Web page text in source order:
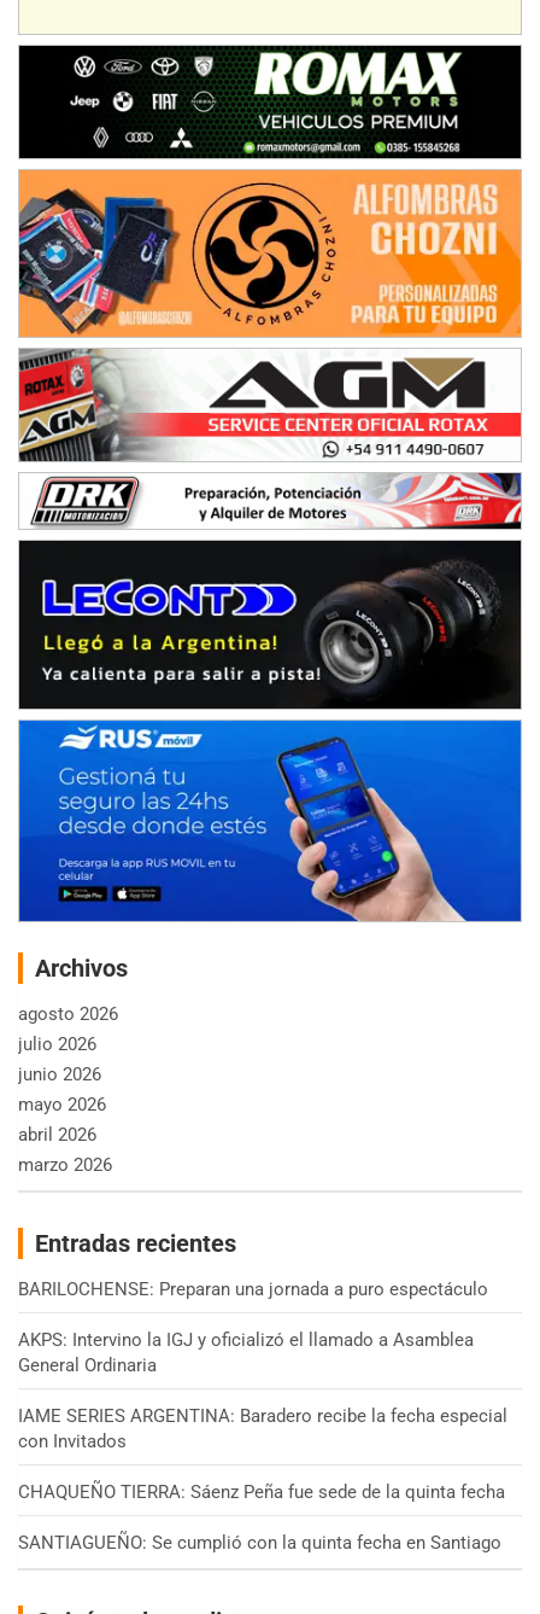
Archivos
agosto 2026
julio 2026
junio 2026
mayo 2026
abril 2026
marzo 2026
Entradas recientes
BARILOCHENSE: Preparan una jornada a puro espectáculo
AKPS: Intervino la IGJ y oficializó el llamado a Asamblea
General Ordinaria
IAME SERIES ARGENTINA: Baradero recibe la fecha especial
con Invitados
CHAQUEÑO TIERRA: Sáenz Peña fue sede de la quinta fecha
SANTIAGUEÑO: Se cumplió con la quinta fecha en Santiago